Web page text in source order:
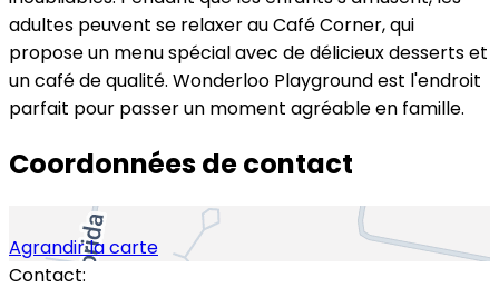
adultes peuvent se relaxer au Café Corner, qui
propose un menu spécial avec de délicieux desserts et
un café de qualité. Wonderloo Playground est l'endroit
parfait pour passer un moment agréable en famille.
Coordonnées de contact
Agrandir la carte
Contact: